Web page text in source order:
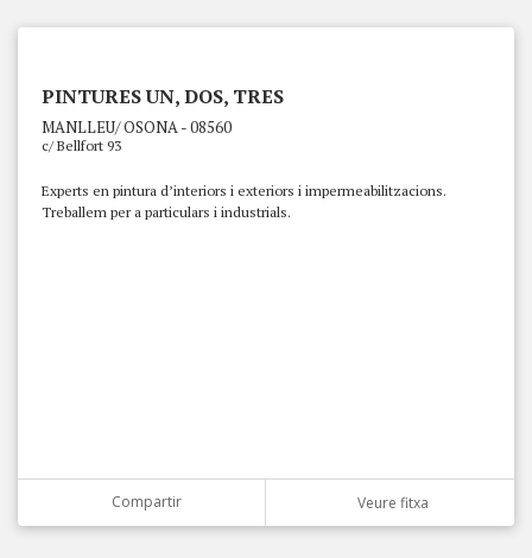
PINTURES UN, DOS, TRES
MANLLEU/ OSONA - 08560
c/ Bellfort 93
Experts en pintura d’interiors i exteriors i impermeabilitzacions.
Treballem per a particulars i industrials.
Compartir Veure fitxa